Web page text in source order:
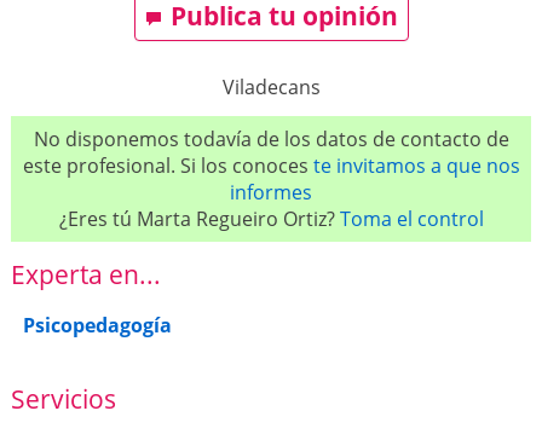
Publica tu opinión
Viladecans
No disponemos todavía de los datos de contacto de
este profesional. Si los conoces te invitamos a que nos
informes
¿Eres tú Marta Regueiro Ortiz?Toma el control
Experta en...
Psicopedagogía
Servicios